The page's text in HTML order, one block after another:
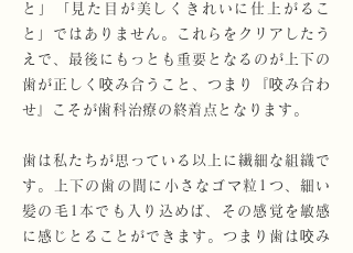
と」「見た目が美しくきれいに仕上がるこ
と」ではありません。これらをクリアしたう
えで、最後にもっとも重要となるのが上下の
歯が正しく咬み合うこと、つまり『咬み合わ
せ』こそが歯科治療の終着点となります。
歯は私たちが思っている以上に繊細な組織で
す。上下の歯の間に小さなゴマ粒1つ、細い
髪の毛1本でも入り込めば、その感覚を敏感
に感じとることができます。つまり歯は咬み